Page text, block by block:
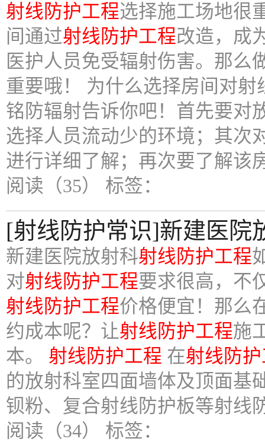
射线防护工程选择施工场地很
间通过射线防护工程改造，成
医护人员免受辐射伤害。那么
重要哦！ 为什么选择房间对
铭防辐射告诉你吧！首先要对
选择人员流动少的环境；其次
进行详细了解；再次要了解该
阅读（35） 标签：
[射线防护常识]新建医院
新建医院放射科射线防护工程
对射线防护工程要求很高，不
射线防护工程价格便宜！那么
约成本呢？让射线防护工程施
本。 射线防护工程 在射线防
的放射科室四面墙体及顶面基
钡粉、复合射线防护板等射线
阅读（34） 标签：